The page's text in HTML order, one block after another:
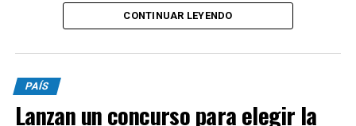
Luego de la ceremonia, Messi emprenderá su regreso a
Esta noche se perfilaba como titular ante Rayados de
Monterrey, por la fase de grupos de la Leagues Cup,
pero fue desafectado.
CONTINUAR LEYENDO
PAÍS
Lanzan un concurso para elegir la